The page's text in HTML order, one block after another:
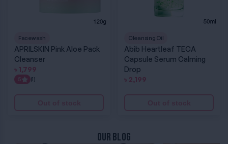
Facewash
APRILSKIN Pink Aloe Pack
Cleanser
৳ 1,799
5 (1)
Cleansing Oil
Abib Heartleaf TECA
Capsule Serum Calming
Drop
৳ 2,199
OUR BLOG